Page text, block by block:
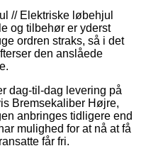
// Elektriske løbehjul
og tilbehør er yderst
ordren straks, så i det
den anslåede
dag-til-dag levering på
Bremsekaliber Højre,
anbringes tidligere end
mulighed for at nå at få
får fri.